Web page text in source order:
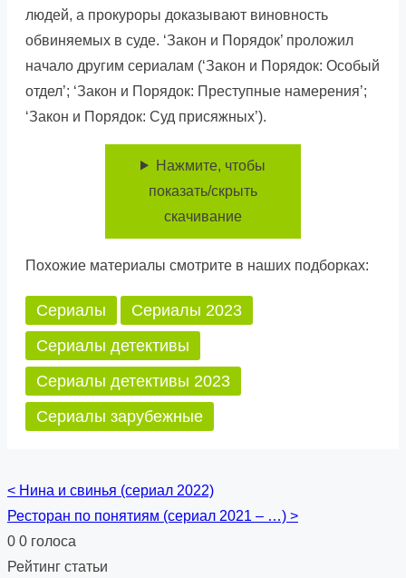
людей, а прокуроры доказывают виновность
обвиняемых в суде. ‘Закон и Порядок’ проложил
начало другим сериалам (‘Закон и Порядок: Особый
отдел’; ‘Закон и Порядок: Преступные намерения’;
‘Закон и Порядок: Суд присяжных’).
Нажмите, чтобы
показать/скрыть
скачивание
Похожие материалы смотрите в наших подборках:
Сериалы
Сериалы 2023
Сериалы детективы
Сериалы детективы 2023
Сериалы зарубежные
Posts
navigation
< Нина и свинья (сериал 2022)
Ресторан по понятиям (сериал 2021 – …) >
0 0 голоса
Рейтинг статьи